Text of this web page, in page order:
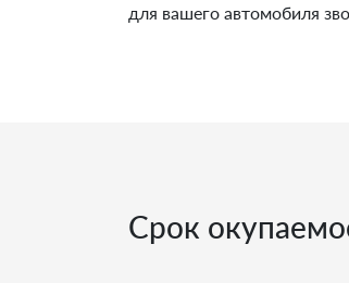
для вашего автомобиля
Срок